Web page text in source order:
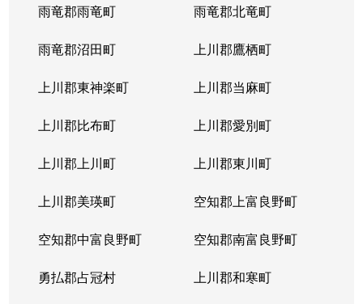
雨竜郡雨竜町 雨竜郡北竜町
雨竜郡沼田町 上川郡鷹栖町
上川郡東神楽町 上川郡当麻町
上川郡比布町 上川郡愛別町
上川郡上川町 上川郡東川町
上川郡美瑛町 空知郡上富良野町
空知郡中富良野町 空知郡南富良野町
勇払郡占冠村 上川郡和寒町